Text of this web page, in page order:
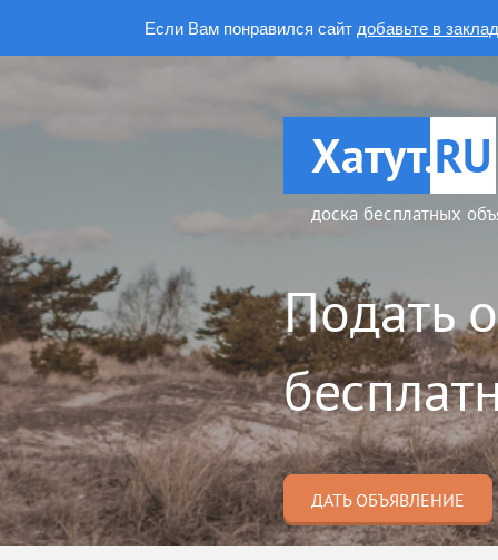
Если Вам понравился сайт добавьте в
Хатут.RU
доска бесплатных
Подать
ДАТЬ ОБЪЯВЛЕНИЕ